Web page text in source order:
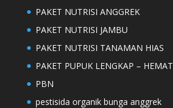
PAKET NUTRISI ANGGREK
PAKET NUTRISI JAMBU
PAKET NUTRISI TANAMAN HIAS
PAKET PUPUK LENGKAP – HEMAT
PBN
pestisida organik bunga anggrek